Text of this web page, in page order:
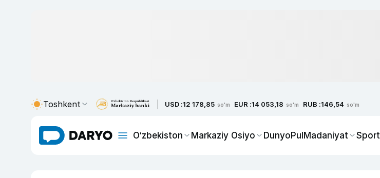
Toshkent USD :12 178,85 so'm EUR :14 053,18 so'm RUB :146,54 so'm
O‘zbekiston Markaziy Osiyo DunyoPulMadaniyat Sport